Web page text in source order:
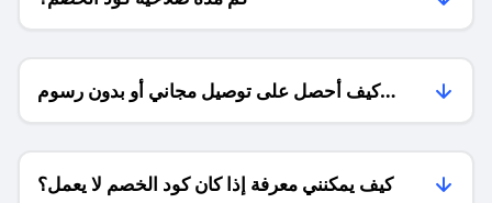
كيف أحصل على توصيل مجاني أو بدون رسوم
الشحن ؟
كيف يمكنني معرفة إذا كان كود الخصم لا يعمل؟